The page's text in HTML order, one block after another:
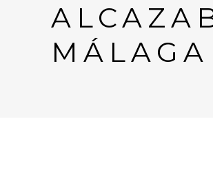
MÁLAGA